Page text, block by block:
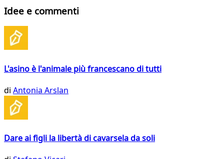
Idee e commenti
L'asino è l'animale più francescano di tutti
di Antonia Arslan
Dare ai figli la libertà di cavarsela da soli